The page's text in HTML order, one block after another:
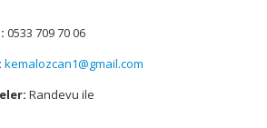
0533 709 70 06
kemalozcan1@gmail.com
Randevu ile